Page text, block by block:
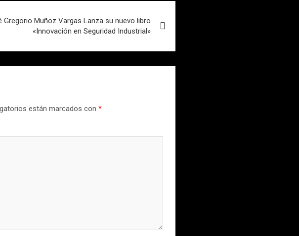
Gregorio Muñoz Vargas Lanza su nuevo libro
«Innovación en Seguridad Industrial»
están marcados con*